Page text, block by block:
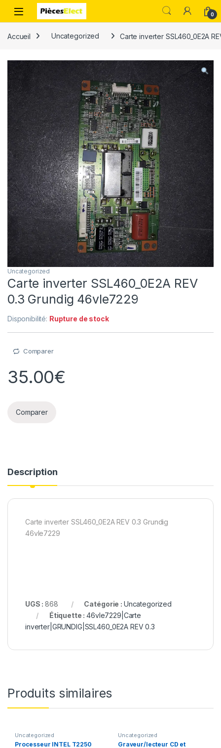
0
Accueil Uncategorized Carte inverter SSL460_0E2A
Uncategorized
Carte inverter SSL460_0E2A REV
0.3 Grundig 46vle7229
Disponibilité: Rupture de stock
Comparer
35.00€
Comparer
Description
Carte inverter SSL460_0E2A REV 0.3 Grundig
46vle7229
UGS :868 Catégorie : Uncategorized
Étiquette :46vle7229|Carte
inverter|GRUNDIG|SSL460_0E2A REV 0.3
Produits similaires
Uncategorized
Processeur INTEL T2250
Uncategorized
Graveur/lecteur CD et